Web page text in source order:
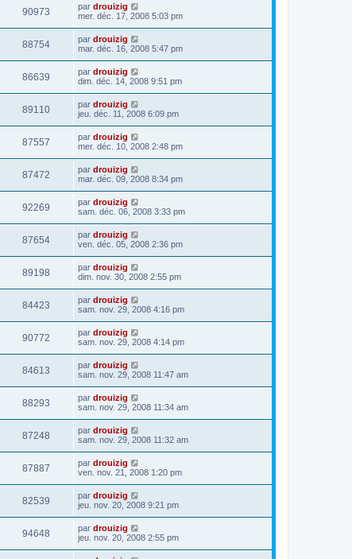
90973 par drouizig
mer. déc. 17, 2008 5:03 pm
88754 par drouizig
mar. déc. 16, 2008 5:47 pm
86639 par drouizig
dim. déc. 14, 2008 9:51 pm
89110 par drouizig
jeu. déc. 11, 2008 6:09 pm
87557 par drouizig
mer. déc. 10, 2008 2:48 pm
87472 par drouizig
mar. déc. 09, 2008 8:34 pm
92269 par drouizig
sam. déc. 06, 2008 3:33 pm
87654 par drouizig
ven. déc. 05, 2008 2:36 pm
89198 par drouizig
dim. nov. 30, 2008 2:55 pm
84423 par drouizig
sam. nov. 29, 2008 4:16 pm
90772 par drouizig
sam. nov. 29, 2008 4:14 pm
84613 par drouizig
sam. nov. 29, 2008 11:47 am
88293 par drouizig
sam. nov. 29, 2008 11:34 am
87248 par drouizig
sam. nov. 29, 2008 11:32 am
87887 par drouizig
ven. nov. 21, 2008 1:20 pm
82539 par drouizig
jeu. nov. 20, 2008 9:21 pm
94648 par drouizig
jeu. nov. 20, 2008 2:55 pm